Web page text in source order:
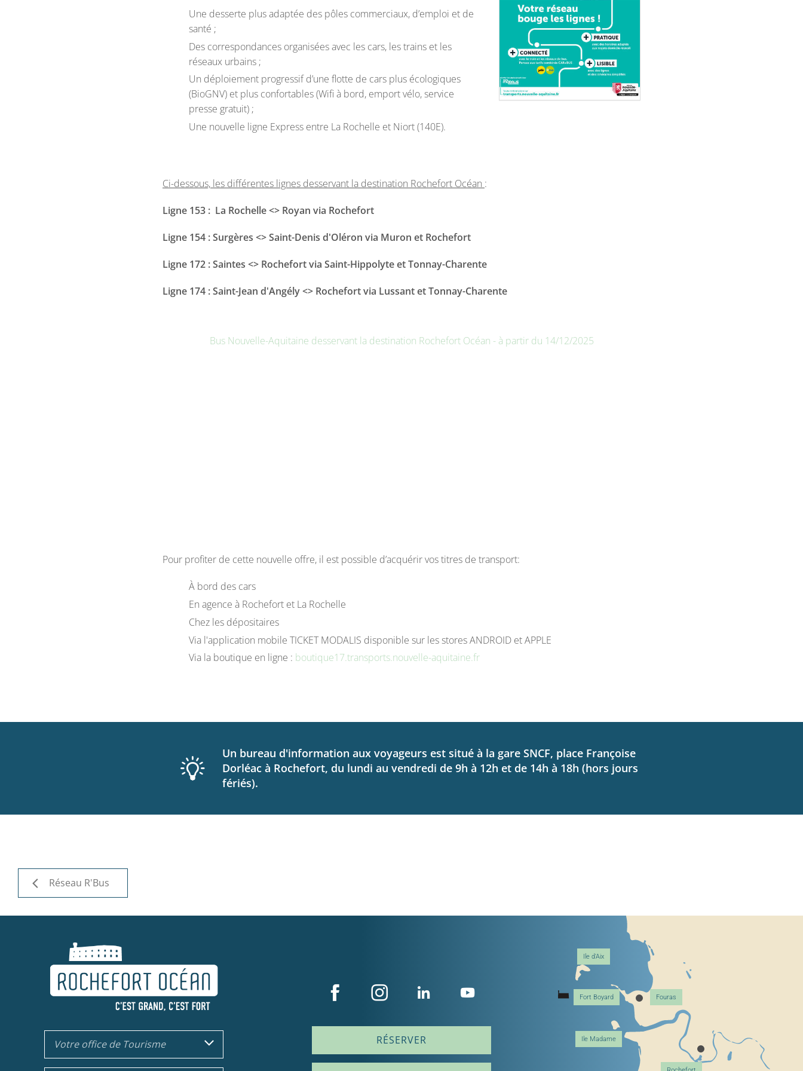
Une desserte plus adaptée des pôles commerciaux, d’emploi et de
santé ;
Des correspondances organisées avec les cars, les trains et les
réseaux urbains ;
Un déploiement progressif d’une flotte de cars plus écologiques
(BioGNV) et plus confortables (Wifi à bord, emport vélo, service
presse gratuit) ;
Une nouvelle ligne Express entre La Rochelle et Niort (140E).
Ci-dessous, les différentes lignes desservant la destination Rochefort Océan :
Ligne 153 : La Rochelle <> Royan via Rochefort
Ligne 154 : Surgères <> Saint-Denis d'Oléron via Muron et Rochefort
Ligne 172 : Saintes <> Rochefort via Saint-Hippolyte et Tonnay-Charente
Ligne 174 : Saint-Jean d'Angély <> Rochefort via Lussant et Tonnay-Charente
Bus Nouvelle-Aquitaine desservant la destination Rochefort Océan - à partir du 14/12/2025
Pour profiter de cette nouvelle offre, il est possible d’acquérir vos titres de transport:
À bord des cars
En agence à Rochefort et La Rochelle
Chez les dépositaires
Via l'application mobile TICKET MODALIS disponible sur les stores ANDROID et APPLE
Via la boutique en ligne : boutique17.transports.nouvelle-aquitaine.fr
Un bureau d'information aux voyageurs est situé à la gare SNCF, place Françoise
Dorléac à Rochefort, du lundi au vendredi de 9h à 12h et de 14h à 18h (hors jours
fériés).
Réseau R'Bus
Votre office de Tourisme RÉSERVER
Ile d'Aix
Ile Madame
Fouras
Fort Boyard